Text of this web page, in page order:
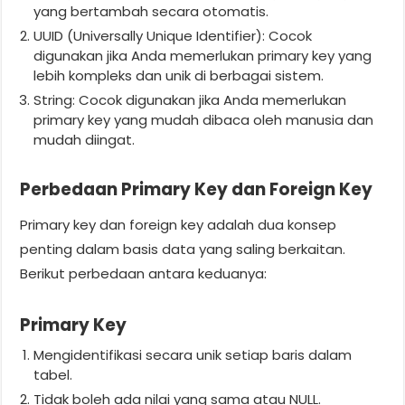
yang bertambah secara otomatis.
UUID (Universally Unique Identifier): Cocok
digunakan jika Anda memerlukan primary key yang
lebih kompleks dan unik di berbagai sistem.
String: Cocok digunakan jika Anda memerlukan
primary key yang mudah dibaca oleh manusia dan
mudah diingat.
Perbedaan Primary Key dan Foreign Key
Primary key dan foreign key adalah dua konsep
penting dalam basis data yang saling berkaitan.
Berikut perbedaan antara keduanya:
Primary Key
Mengidentifikasi secara unik setiap baris dalam
tabel.
Tidak boleh ada nilai yang sama atau NULL.